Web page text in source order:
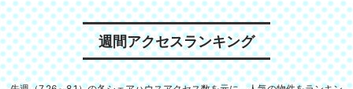
週間アクセスランキング